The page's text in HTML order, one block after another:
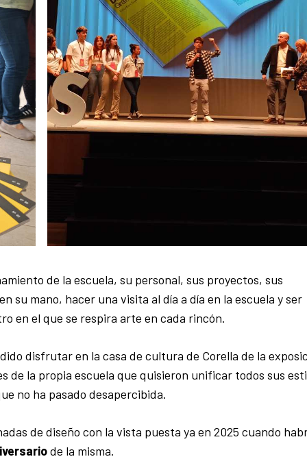
de la escuela, su personal, sus proyectos, sus
su mano, hacer una visita al día a día en la escuela y ser
en el que se respira arte en cada rincón.
disfrutar en la casa de cultura de Corella de la
de la propia escuela que quisieron unificar todos sus
no ha pasado desapercibida.
de diseño con la vista puesta ya en 2025 cuando
de la misma.